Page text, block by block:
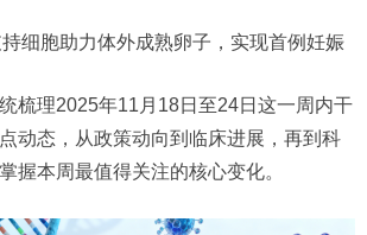
细胞助力体外成熟卵子，实现首例妊娠
梳理2025年11月18日至24日这一周内干
动态，从政策动向到临床进展，再到科
握本周最值得关注的核心变化。